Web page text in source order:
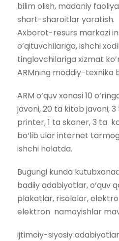
bilim olish, madaniy
shart-sharoitlar yaratish.
Axborot-resurs markazi
o‘qituvchilariga, ishchi
tinglovchilariga xizmat
ARMning moddiy-texnika
ARM o‘quv xonasi 10
javoni, 20 ta kitob javoni,
printer, 1 ta skaner, 3 ta
bo‘lib ular internet
ishchi holatda.
Bugungi kunda
badiiy adabiyotlar, o‘quv
plakatlar, risolalar,
elektron namoyishlar
ijtimoiy-siyosiy